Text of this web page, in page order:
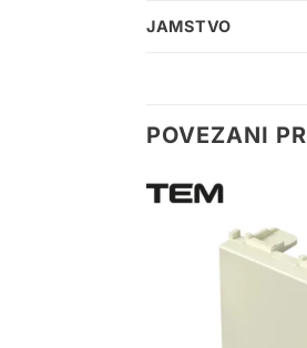
JAMSTVO
POVEZANI